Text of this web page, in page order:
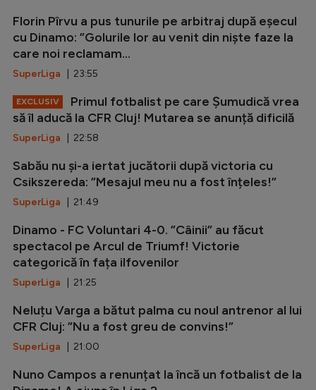
Florin Pîrvu a pus tunurile pe arbitraj după eșecul
cu Dinamo: ”Golurile lor au venit din niște faze la
care noi reclamam...
SuperLiga | 23:55
EXCLUSIV
Primul fotbalist pe care Șumudică vrea
să îl aducă la CFR Cluj! Mutarea se anunță dificilă
SuperLiga | 22:58
Sabău nu și-a iertat jucătorii după victoria cu
Csikszereda: ”Mesajul meu nu a fost înțeles!”
SuperLiga | 21:49
Dinamo - FC Voluntari 4-0. ”Câinii” au făcut
spectacol pe Arcul de Triumf! Victorie
categorică în fața ilfovenilor
SuperLiga | 21:25
Neluțu Varga a bătut palma cu noul antrenor al lui
CFR Cluj: ”Nu a fost greu de convins!”
SuperLiga | 21:00
Nuno Campos a renunțat la încă un fotbalist de la